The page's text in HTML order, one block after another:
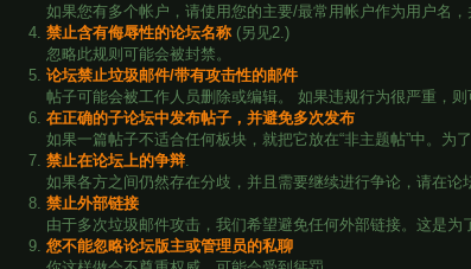
如果您有多个帐户，请使用您的主要/最常用帐户作为用户名，
禁止含有侮辱性的论坛名称 (另见2.)
忽略此规则可能会被封禁。
论坛禁止垃圾邮件/带有攻击性的邮件
帖子可能会被工作人员删除或编辑。 如果违规行为很严重，
在正确的子论坛中发布帖子，并避免多次发布
如果一篇帖子不适合任何板块，就把它放在“非主题帖”中。为
禁止在论坛上的争辩
如果各方之间仍然存在分歧，并且需要继续进行争论，请在论
禁止外部链接
由于多次垃圾邮件攻击，我们希望避免任何外部链接。这是为
您不能忽略论坛版主或管理员的私聊